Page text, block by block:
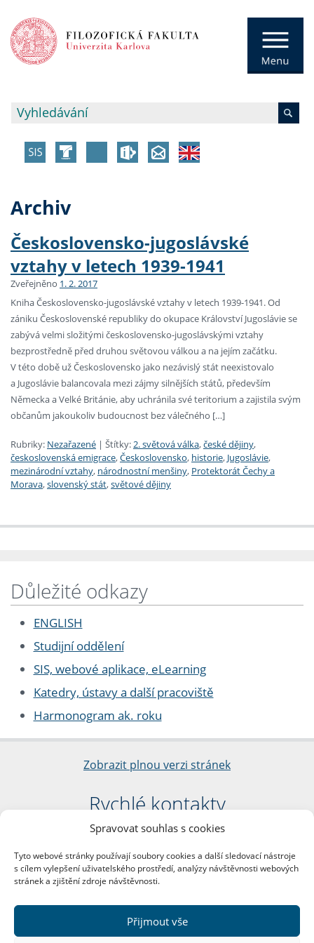
Spravovat souhlas s cookies
Tyto webové stránky používají soubory cookies a další sledovací nástroje
s cílem vylepšení uživatelského prostředí, analýzy návštěvnosti webových
stránek a zjištění zdroje návštěvnosti.
Přijmout vše
Archiv
Československo-jugoslávské
vztahy v letech 1939-1941
Zveřejněno 1. 2. 2017
Kniha Československo-jugoslávské vztahy v letech 1939-1941. Od
zániku Československé republiky do okupace Království Jugoslávie se
zabývá velmi složitými československo-­jugoslávskými vztahy
bezprostředně před druhou světovou válkou a na jejím začátku.
V této době už Československo jako nezávislý stát neexistovalo
a Jugoslávie balancovala mezi zájmy silnějších států, především
Německa a Velké Británie, aby uchránila své teritorium a zajistila svým
občanům jakoukoliv budoucnost bez válečného […]
Rubriky: Nezařazené | Štítky:2. světová válka,české dějiny,
československá emigrace,Československo, historie, Jugoslávie,
mezinárodní vztahy, národnostní menšiny, Protektorát Čechy a
Morava,slovenský stát,světové dějiny
Důležité odkazy
ENGLISH
Studijní oddělení
SIS, webové aplikace, eLearning
Katedry, ústavy a další pracoviště
Harmonogram ak. roku
Zobrazit plnou verzi stránek
Rychlé kontakty
Filozofická fakulta
nám. Jana Palacha 1/2
116 38 Praha 1
DIČ: CZ00216208
Další kontakty